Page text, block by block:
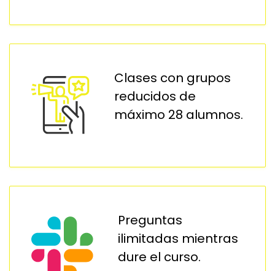
Clases con grupos
reducidos de
máximo 28 alumnos.
Preguntas
ilimitadas mientras
dure el curso.